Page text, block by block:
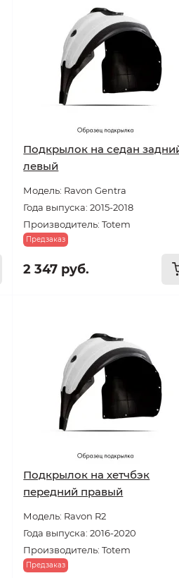
Подкрылок на седан
левый
Модель: Ravon Gentra
Года выпуска: 2015-2018
Производитель: Totem
Предзаказ
2 347 руб.
Подкрылок на хетчбэк
передний правый
Модель: Ravon R2
Года выпуска: 2016-2020
Производитель: Totem
Предзаказ